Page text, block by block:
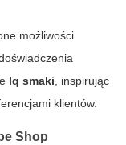
możliwości
lq smaki , inspirując
klientów.
Shop